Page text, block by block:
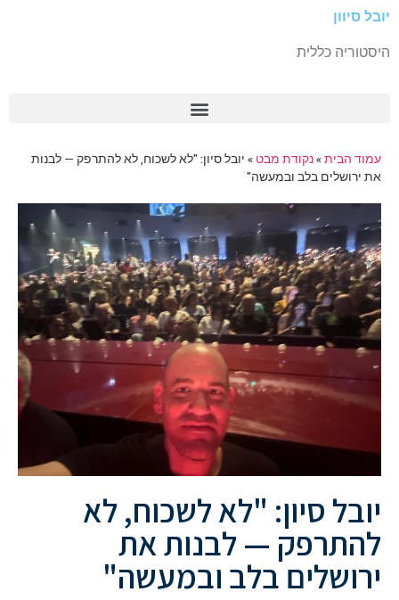
יובל סיוון
היסטוריה כללית
עמוד הבית»נקודת מבט » יובל סיון: "לא לשכוח, לא להתרפק — לבנות
את ירושלים בלב ובמעשה"
יובל סיון: "לא לשכוח, לא
להתרפק — לבנות את
ירושלים בלב ובמעשה"